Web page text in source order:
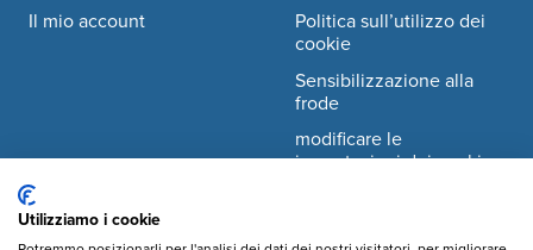
© Mary's Meals Italia ODVcompany information
Il mio account
Politica sull’utilizzo dei
cookie
Sensibilizzazione alla
frode
modificare le
impostazioni dei cookie
Facebook
Utilizziamo i cookie